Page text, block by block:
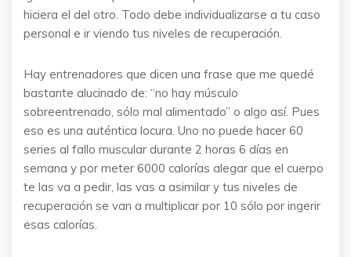
hiciera el del otro. Todo debe individualizarse a tu caso
personal e ir viendo tus niveles de recuperación.
Hay entrenadores que dicen una frase que me quedé
bastante alucinado de: “no hay músculo
sobreentrenado, sólo mal alimentado” o algo así. Pues
eso es una auténtica locura. Uno no puede hacer 60
series al fallo muscular durante 2 horas 6 días en
semana y por meter 6000 calorías alegar que el cuerpo
te las va a pedir, las vas a asimilar y tus niveles de
recuperación se van a multiplicar por 10 sólo por ingerir
esas calorías.